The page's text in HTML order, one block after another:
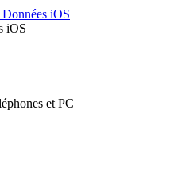
iOS
iOS
et PC